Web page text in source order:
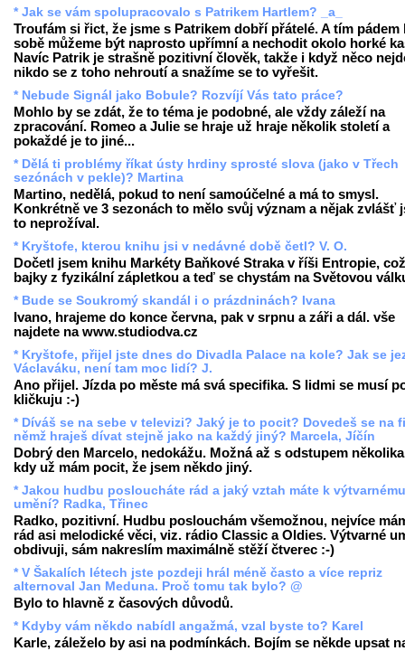
* Jak se vám spolupracovalo s Patrikem Hartlem? _a_
Troufám si řict, že jsme s Patrikem dobří přátelé. A tím pádem
sobě můžeme být naprosto upřímní a nechodit okolo horké
Navíc Patrik je strašně pozitivní člověk, takže i když něco
nikdo se z toho nehroutí a snažíme se to vyřešit.
* Nebude Signál jako Bobule? Rozvíjí Vás tato práce?
Mohlo by se zdát, že to téma je podobné, ale vždy záleží na
zpracování. Romeo a Julie se hraje už hraje několik století a
pokaždé je to jiné...
* Dělá ti problémy říkat ústy hrdiny sprosté slova (jako v Třech
sezónách v pekle)? Martina
Martino, nedělá, pokud to není samoúčelné a má to smysl.
Konkrétně ve 3 sezonách to mělo svůj význam a nějak zvlášť
to neprožíval.
* Kryštofe, kterou knihu jsi v nedávné době četl? V. O.
Dočetl jsem knihu Markéty Baňkové Straka v říši Entropie,
bajky z fyzikální zápletkou a teď se chystám na Světovou
* Bude se Soukromý skandál i o prázdninách? Ivana
Ivano, hrajeme do konce června, pak v srpnu a záři a dál. vše
najdete na www.studiodva.cz
* Kryštofe, přijel jste dnes do Divadla Palace na kole? Jak se
Václaváku, není tam moc lidí? J.
Ano přijel. Jízda po měste má svá specifika. S lidmi se musí
kličkuju :-)
* Díváš se na sebe v televizi? Jaký je to pocit? Dovedeš se na
němž hraješ dívat stejně jako na každý jiný? Marcela, Jíčín
Dobrý den Marcelo, nedokážu. Možná až s odstupem
kdy už mám pocit, že jsem někdo jiný.
* Jakou hudbu posloucháte rád a jaký vztah máte k výtvarnému
umění? Radka, Třinec
Radko, pozitivní. Hudbu poslouchám všemožnou, nejvíce
rád asi melodické věci, viz. rádio Classic a Oldies. Výtvarné
obdivuji, sám nakreslím maximálně stěží čtverec :-)
* V Šakalích létech jste pozdeji hrál méně často a více repriz
alternoval Jan Meduna. Proč tomu tak bylo? @
Bylo to hlavně z časových důvodů.
* Kdyby vám někdo nabídl angažmá, vzal byste to? Karel
Karle, záleželo by asi na podmínkách. Bojím se někde upsat